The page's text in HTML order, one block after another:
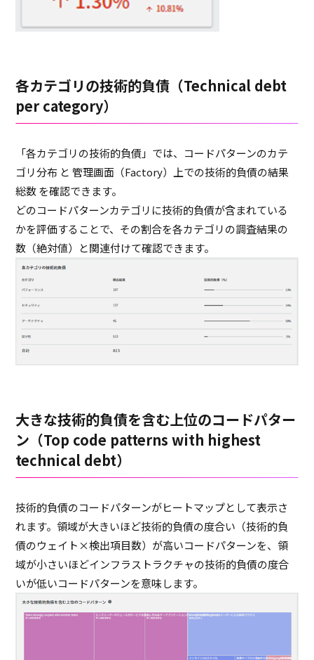
各カテゴリの技術的負債（Technical debt
per category）
「各カテゴリの技術的負債」では、コードパターンのカテ
ゴリ分布 と 管理画面（Factory）上での技術的負債の結果
総数 を確認できます。
どのコードパターンカテゴリに技術的負債が含まれている
かを評価することで、その割合を各カテゴリの調査結果の
数（絶対値）と関連付けて確認できます。
大きな技術的負債を含む上位のコードパター
ン（Top code patterns with highest
technical debt）
技術的負債のコードパターンがヒートマップとして表示さ
れます。領域が大きいほど技術的負債の度合い（技術的負
債のウェイト×検出項目数）が高いコードパターンを、領
域が小さいほどインフラストラクチャの技術的負債の度合
いが低いコードパターンを意味します。